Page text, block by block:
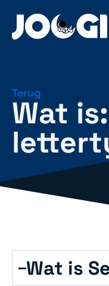
Terug
Wat
Wat is